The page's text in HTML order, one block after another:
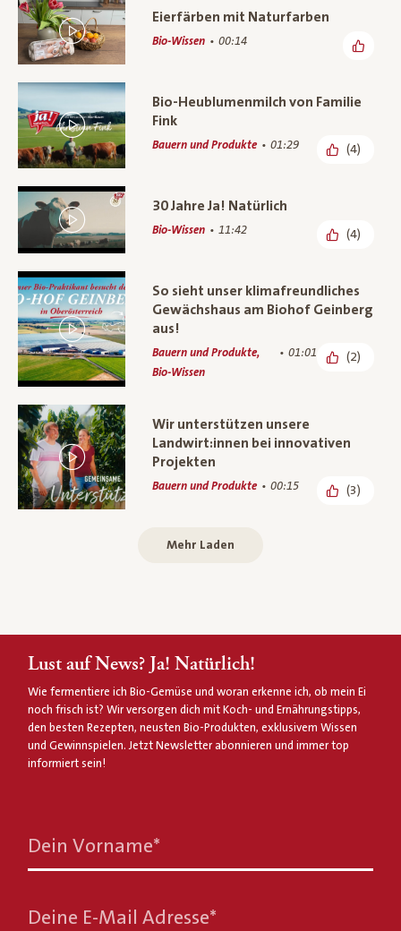
Eierfärben mit Naturfarben
Bio-Wissen 00:14
Bio-Heublumenmilch von Familie
Fink
Bauern und Produkte 01:29 (4)
30 Jahre Ja! Natürlich
Bio-Wissen 11:42 (4)
So sieht unser klimafreundliches
Gewächshaus am Biohof Geinberg
aus!
Bauern und Produkte,
Bio-Wissen
01:01 (2)
Wir unterstützen unsere
Landwirt:innen bei innovativen
Projekten
Bauern und Produkte 00:15 (3)
Mehr Laden
Lust auf News? Ja! Natürlich!
Wie fermentiere ich Bio-Gemüse und woran erkenne ich, ob mein Ei
noch frisch ist? Wir versorgen dich mit Koch- und Ernährungstipps,
den besten Rezepten, neusten Bio-Produkten, exklusivem Wissen
und Gewinnspielen. Jetzt Newsletter abonnieren und immer top
informiert sein!
Dein Vorname*
Deine E-Mail Adresse*